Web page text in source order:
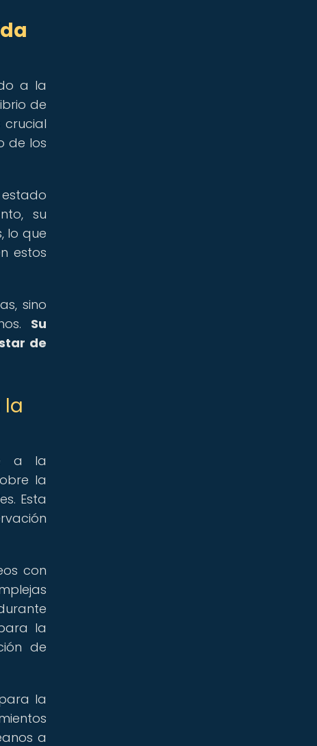
a la
de
crucial
de los
su
lo que
estos
sino
Su
de
la
a la
la
Esta
con
la
de
la
a